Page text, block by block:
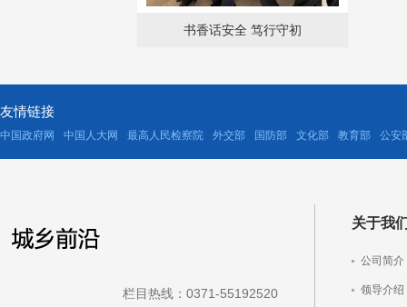
书香话安全 笃行守初
友情链接
中国政府网 中国人大网 最高人民检察院 外交部 国防部 文化部 教育部 公安
栏目热线：0371-55192520
关于我
公司简介
领导介绍